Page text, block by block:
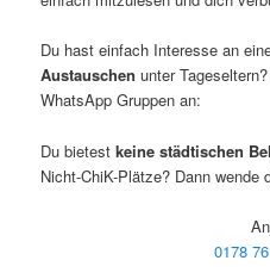
Du hast einfach Interesse an
Austauschen unter
WhatsApp Gruppen an:
Du bietestkeine städtischen
Nicht-ChiK-Plätze? Dann wende
0178